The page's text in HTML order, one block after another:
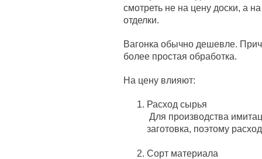
смотреть не на цену доски, а
отделки.
Вагонка обычно дешевле.
более простая обработка.
На цену влияют:
Расход сырья
Для производства
заготовка, поэтому
Сорт материала